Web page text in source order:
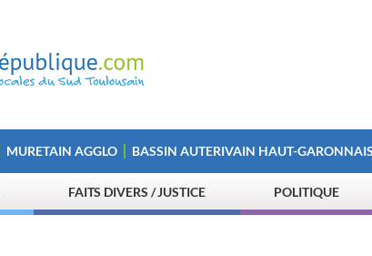
MURETAIN AGGLO BASSIN AUTERIVAIN HAUT-GARONNAIS
FAITS DIVERS / JUSTICE POLITIQUE